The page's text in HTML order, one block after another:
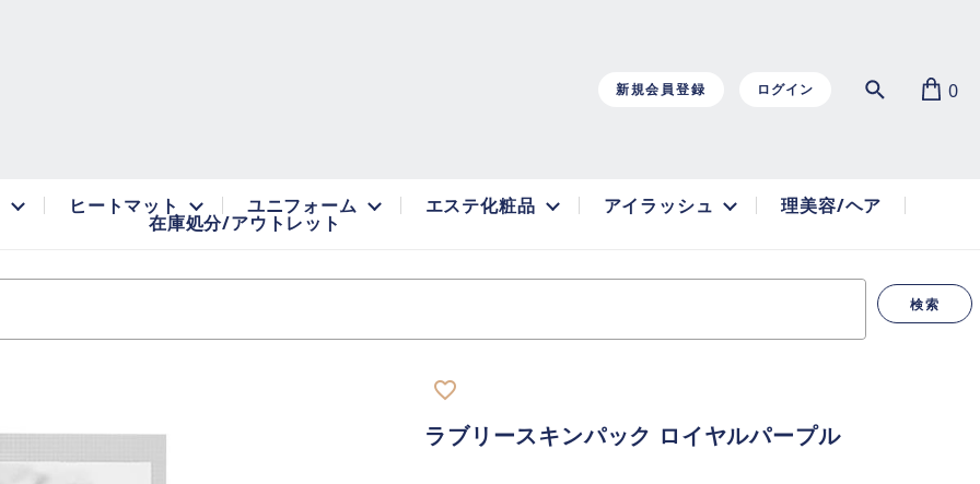
新規会員登録 ログイン 0
ヒートマット ユニフォーム エステ化粧品 アイラッシュ 理美容/ヘア
在庫処分/アウトレット
検索
favorite_border
ラブリースキンパック ロイヤルパープル